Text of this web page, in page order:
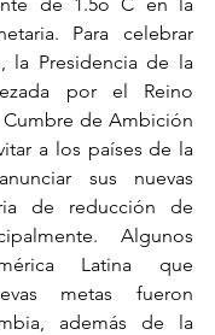
Para celebrar
la Presidencia de la
por el Reino
de Ambición
a los países de la
sus nuevas
de reducción de
Algunos
Latina que
metas fueron
además de la